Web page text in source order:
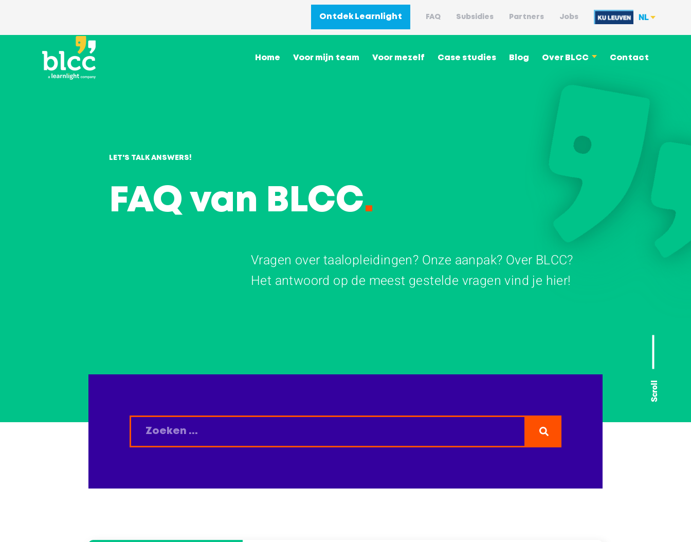
Ontdek Learnlight FAQ Subsidies Partners Jobs NL
Home Voor mijn team Voor mezelf Case studies Blog Over BLCC Contact
LET'S TALK ANSWERS!
FAQ van BLCC.
Vragen over taalopleidingen? Onze aanpak? Over BLCC?
Het antwoord op de meest gestelde vragen vind je hier!
Scroll